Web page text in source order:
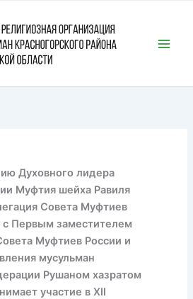
Духовного лидера
Муфтия шейха Равиля
Совета Муфтиев
с Первым заместителем
Муфтиев России и
мусульман
Рушаном хазратом
участие в XII